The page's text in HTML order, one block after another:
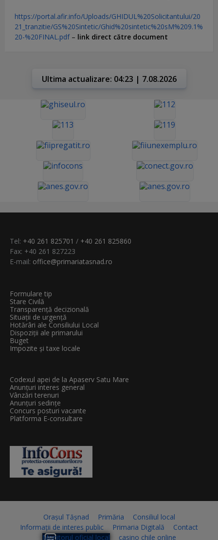
https://portal.afir.info/Uploads/GHIDUL%20Solicitantului/20
21_tranzitie/GS%20Sintetic/Ghid%20sintetic%20sM%209.1%
20-%20FINAL.pdf– link direct către document
Ultima actualizare: 04:23 | 7.08.2026
Tel: +40 261 825701 / +40 261 825860
Fax: +40 261 827223
E-mail: office@primariatasnad.ro
Formulare tip
Stare Civilă
Transparenţă decizională
Situații de urgență
Hotărâri ale Consiliului Local
Dispoziții ale primarului
Buget
Impozite și taxe locale
Codexul apei de la Apaserv Satu Mare
Anunțuri interes general
Vânzări terenuri
Anunțuri sedințe
Concurs posturi vacante
Platforma E-consultare
Orașul Tășnad Primăria
Consiliul local
Informații de interes public
Primaria Digitală
Contact
Monitorul oficial local
casino chile online